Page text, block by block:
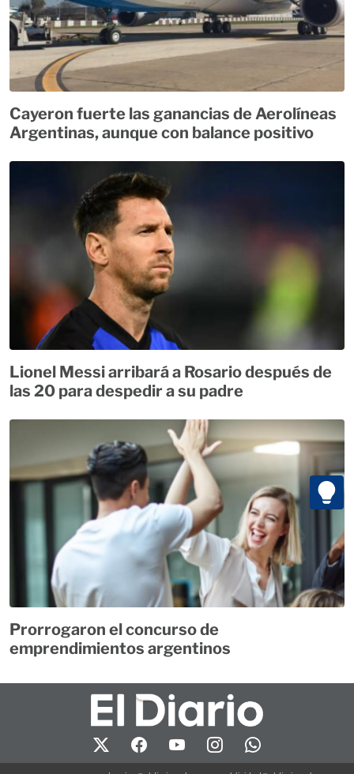
Cayeron fuerte las ganancias de Aerolíneas
Argentinas, aunque con balance positivo
Lionel Messi arribará a Rosario después de
las 20 para despedir a su padre
Prorrogaron el concurso de
emprendimientos argentinos